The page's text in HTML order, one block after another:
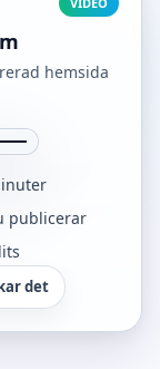
hemsida
publicerar
det